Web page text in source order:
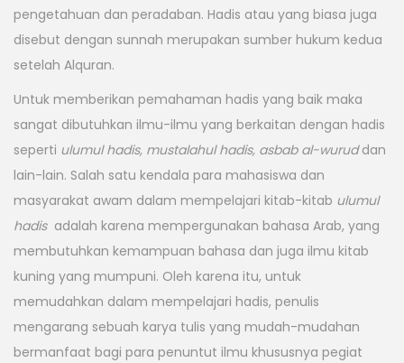
pengetahuan dan peradaban. Hadis atau yang biasa juga
disebut dengan sunnah merupakan sumber hukum kedua
setelah Alquran.
Untuk memberikan pemahaman hadis yang baik maka
sangat dibutuhkan ilmu-ilmu yang berkaitan dengan hadis
seperti ulumul hadis, mustalahul hadis, asbab al-wuruddan
lain-lain. Salah satu kendala para mahasiswa dan
masyarakat awam dalam mempelajari kitab-kitab ulumul
hadisadalah karena mempergunakan bahasa Arab, yang
membutuhkan kemampuan bahasa dan juga ilmu kitab
kuning yang mumpuni. Oleh karena itu, untuk
memudahkan dalam mempelajari hadis, penulis
mengarang sebuah karya tulis yang mudah-mudahan
bermanfaat bagi para penuntut ilmu khususnya pegiat